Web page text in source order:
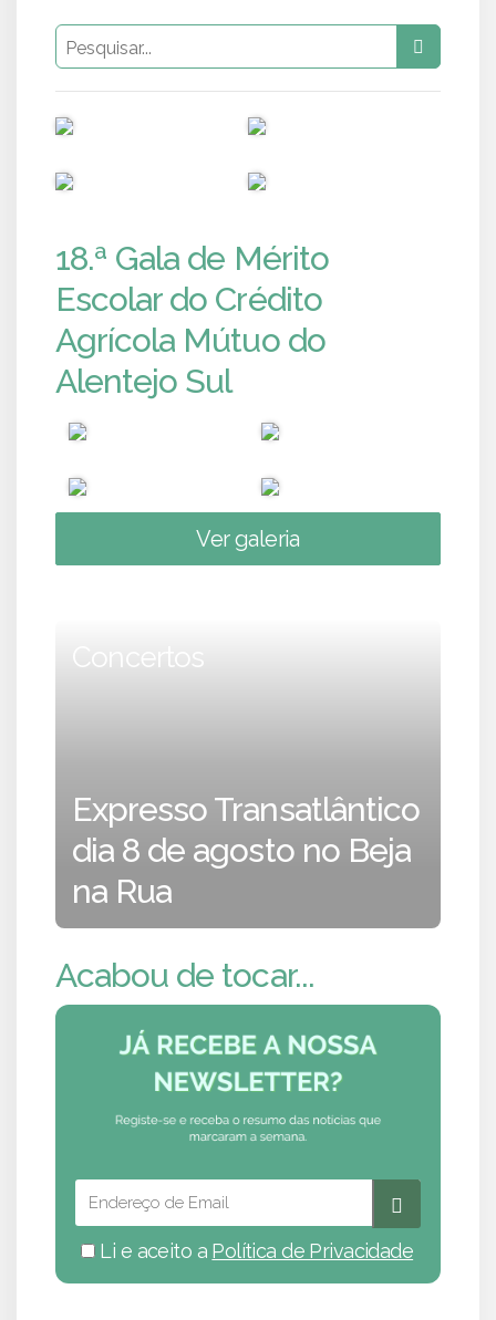
18.ª Gala de Mérito
Escolar do Crédito
Agrícola Mútuo do
Alentejo Sul
Ver galeria
Concertos
Expresso Transatlântico
dia 8 de agosto no Beja
na Rua
Acabou de tocar...
Li e aceito a Política de Privacidade